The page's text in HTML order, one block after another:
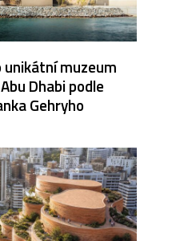
unikátní muzeum
Dhabi podle
Gehryho